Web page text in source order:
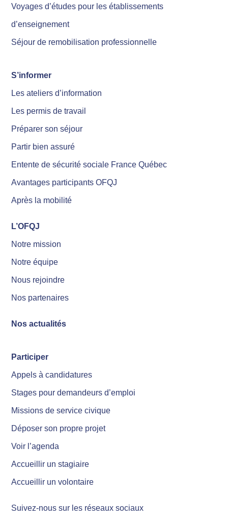
Voyages d’études pour les établissements
d’enseignement
Séjour de remobilisation professionnelle
S’informer
Les ateliers d’information
Les permis de travail
Préparer son séjour
Partir bien assuré
Entente de sécurité sociale France Québec
Avantages participants OFQJ
Après la mobilité
L’OFQJ
Notre mission
Notre équipe
Nous rejoindre
Nos partenaires
Nos actualités
Participer
Appels à candidatures
Stages pour demandeurs d’emploi
Missions de service civique
Déposer son propre projet
Voir l’agenda
Accueillir un stagiaire
Accueillir un volontaire
Suivez-nous sur les réseaux sociaux